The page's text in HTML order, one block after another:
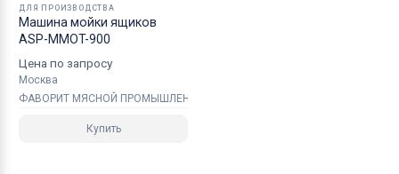
ДЛЯ ПРОИЗВОДСТВА
Машина мойки ящиков
ASP-MMOT-900
Цена по запросу
Москва
ФАВОРИТ МЯСНОЙ ПРОМЫШЛЕННОСТИ
Купить